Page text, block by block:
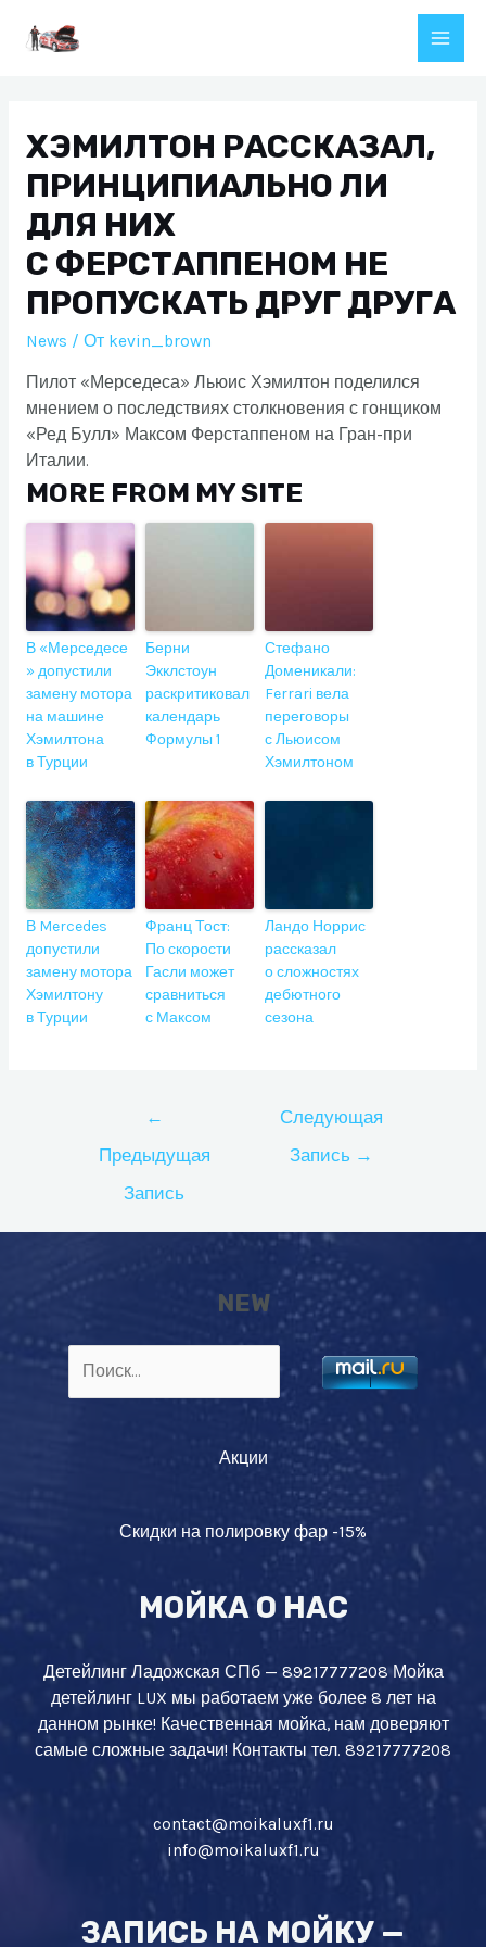
Main
ХЭМИЛТОН РАССКАЗАЛ,
ПРИНЦИПИАЛЬНО ЛИ
ДЛЯ НИХ
С ФЕРСТАППЕНОМ НЕ
ПРОПУСКАТЬ ДРУГ ДРУГА
News / От kevin_brown
Пилот «Мерседеса» Льюис Хэмилтон поделился
мнением о последствиях столкновения с гонщиком
«Ред Булл» Максом Ферстаппеном на Гран-при
Италии.
MORE FROM MY SITE
В «Мерседесе
» допустили
замену мотора
на машине
Хэмилтона
в Турции
Берни
Экклстоун
раскритиковал
календарь
Формулы 1
Стефано
Доменикали:
Ferrari вела
переговоры
с Льюисом
Хэмилтоном
В Mercedes
допустили
замену мотора
Хэмилтону
в Турции
Франц Тост:
По скорости
Гасли может
сравниться
с Максом
Ландо Норрис
рассказал
о сложностях
дебютного
сезона
записям
←
Предыдущая
Запись
Следующая
Запись →
NEW
Найти:
Акции
Скидки на полировку фар -15%
МОЙКА О НАС
Детейлинг Ладожская СПб — 89217777208 Мойка
детейлинг LUX мы работаем уже более 8 лет на
данном рынке! Качественная мойка, нам доверяют
самые сложные задачи! Контакты тел. 89217777208
contact@moikaluxf1.ru
info@moikaluxf1.ru
ЗАПИСЬ НА МОЙКУ —